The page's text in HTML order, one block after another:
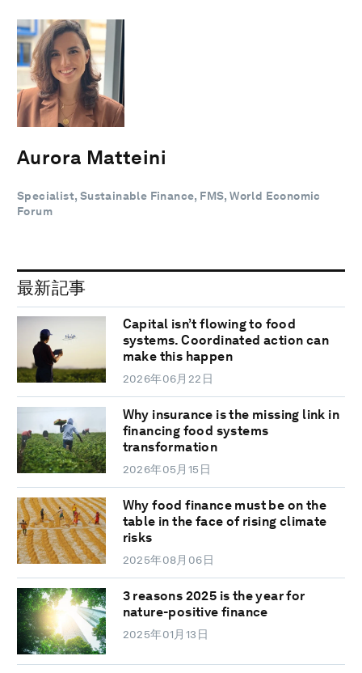
Aurora Matteini
Specialist, Sustainable Finance, FMS, World Economic
Forum
最新記事
Capital isn’t flowing to food
systems. Coordinated action can
make this happen
2026年06月22日
Why insurance is the missing link in
financing food systems
transformation
2026年05月15日
Why food finance must be on the
table in the face of rising climate
risks
2025年08月06日
3 reasons 2025 is the year for
nature-positive finance
2025年01月13日